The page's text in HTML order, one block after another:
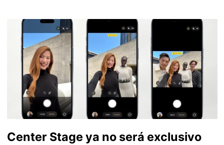
Center Stage ya no será exclusivo